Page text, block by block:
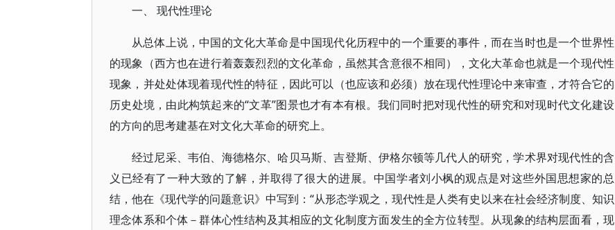
一、 现代性理论
从总体上说，中国的文化大革命是中国现代化历程中的一个重要的事件，而在当时也是一个世界性
的现象（西方也在进行着轰轰烈烈的文化革命，虽然其含意很不相同），文化大革命也就是一个现代性
现象，并处处体现着现代性的特征，因此可以（也应该和必须）放在现代性理论中来审查，才符合它的
历史处境，由此构筑起来的“文革”图景也才有本有根。我们同时把对现代性的研究和对现时代文化建设
的方向的思考建基在对文化大革命的研究上。
经过尼采、韦伯、海德格尔、哈贝马斯、吉登斯、伊格尔顿等几代人的研究，学术界对现代性的含
义已经有了一种大致的了解，并取得了很大的进展。中国学者刘小枫的观点是对这些外国思想家的总
结，他在《现代学的问题意识》中写到：“从形态学观之，现代性是人类有史以来在社会经济制度、知识
理念体系和个体－群体心性结构及其相应的文化制度方面发生的全方位转型。从现象的结构层面看，现